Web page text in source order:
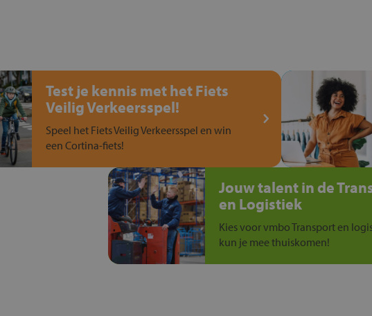
Test je kennis met het Fiets
Veilig Verkeersspel!
Speel het Fiets Veilig Verkeersspel en win
een Cortina-fiets!
Jouw talent in de
en Logistiek
Kies voor vmbo Transport en
kun je mee thuiskomen!